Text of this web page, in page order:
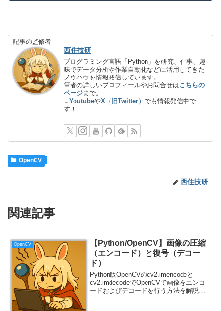
記事の監修者
西住技研
プログラミング言語「Python」を研究、仕事、趣
味でデータ分析や作業自動化などに活用してきた
ノウハウを情報発信しています。
筆者の詳しいプロフィールやお問合せはこちらの
ページまで。
⇓YoutubeやX（旧Twitter）でも情報発信中で
す！
OpenCV
西住技研
関連記事
OpenCV
【Python/OpenCV】画像の圧縮
（エンコード）と復号（デコー
ド）
Python版OpenCVのcv2.imencodeと
cv2.imdecodeでOpenCVで画像をエンコ
ードおよびデコードを行う方法を解説し